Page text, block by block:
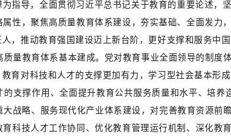
指导，全面贯彻习近平总书记关于教育的重要论述
性，聚焦高质量教育体系建设，夯实基础、全面发力
，推动教育强国建设迈上新台阶，更好支撑和服务中
量教育体系基本建成。党对教育事业全面领导的制
育对科技和人才的支撑更加有力，学习型社会基本形
支撑作用、全面提升教育公共服务质量和水平、培
战略、服务现代化产业体系建设，对完善教育资源前
科技人才工作协同、优化教育管理运行机制、深化教